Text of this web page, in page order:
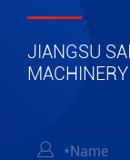
JIANGSU
MACHINERY
